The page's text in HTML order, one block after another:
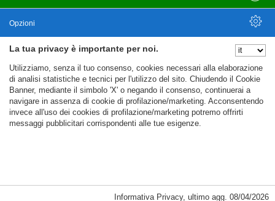
Privacy policy
Cookie policy
La tua privacy è importante per noi.
Utilizziamo, senza il tuo consenso, cookies necessari alla elaborazione
di analisi statistiche e tecnici per l'utilizzo del sito. Chiudendo il Cookie
Banner, mediante il simbolo 'X' o negando il consenso, continuerai a
navigare in assenza di cookie di profilazione/marketing. Acconsentendo
invece all'uso dei cookies di profilazione/marketing potremo offrirti
messaggi pubblicitari corrispondenti alle tue esigenze.
Cookie Necessari, Tecnici di Sessione
Opzioni
Nascondi Opzioni
Informativa Privacy, ultimo agg. 08/04/2026